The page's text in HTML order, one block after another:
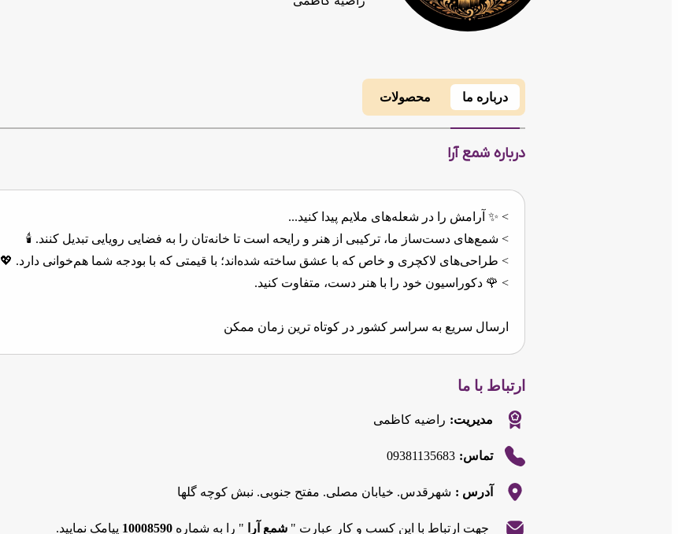
درباره ما محصولات
درباره شمع آرا
> ✨ آرامش را در شعله‌های ملایم پیدا کنید...
> شمع‌های دست‌ساز ما، ترکیبی از هنر و رایحه است تا خانه‌تان را به فضایی رویایی تبدیل کنند. 🕯️
> طراحی‌های لاکچری و خاص که با عشق ساخته شده‌اند؛ با قیمتی که با بودجه شما هم‌خوانی دارد. 💖
> 🌹 دکوراسیون خود را با هنر دست، متفاوت کنید.
ارسال سریع به سراسر کشور در کوتاه ترین زمان ممکن
ارتباط با ما
مدیریت: راضیه کاظمی
تماس: 09381135683
آدرس : شهرقدس. خیابان مصلی. مفتح جنوبی. نبش کوچه گلها
جهت ارتباط با این کسب و کار عبارت " شمع آرا " را به شماره 10008590 پیامک نمایید. Leaflet
©